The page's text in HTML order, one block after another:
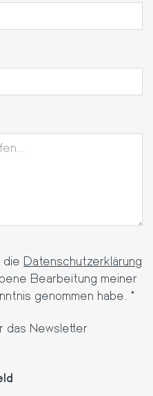
die Datenschutzerklärung
Bearbeitung meiner
genommen habe. *
das Newsletter